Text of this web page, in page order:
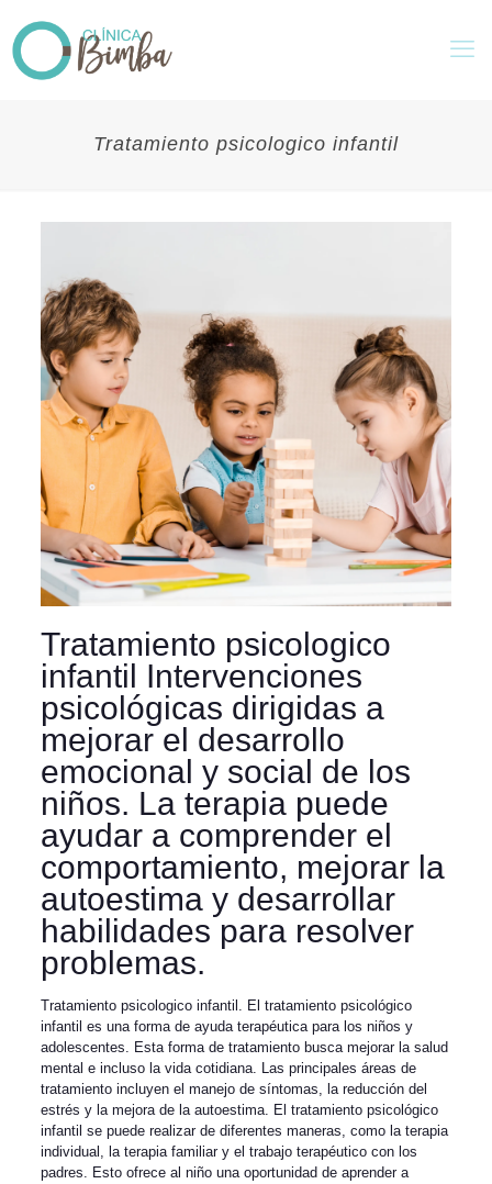
Tratamiento psicologico infantil
Tratamiento psicologico
infantil Intervenciones
psicológicas dirigidas a
mejorar el desarrollo
emocional y social de los
niños. La terapia puede
ayudar a comprender el
comportamiento, mejorar la
autoestima y desarrollar
habilidades para resolver
problemas.
Tratamiento psicologico infantil. El tratamiento psicológico
infantil es una forma de ayuda terapéutica para los niños y
adolescentes. Esta forma de tratamiento busca mejorar la salud
mental e incluso la vida cotidiana. Las principales áreas de
tratamiento incluyen el manejo de síntomas, la reducción del
estrés y la mejora de la autoestima. El tratamiento psicológico
infantil se puede realizar de diferentes maneras, como la terapia
individual, la terapia familiar y el trabajo terapéutico con los
padres. Esto ofrece al niño una oportunidad de aprender a